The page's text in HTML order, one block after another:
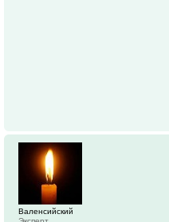
Валенсийский